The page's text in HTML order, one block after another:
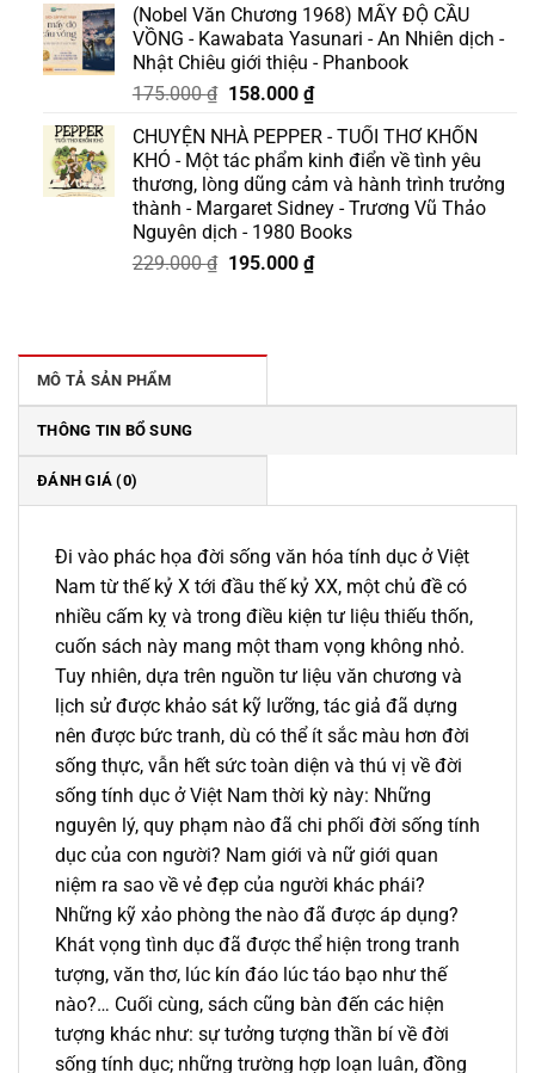
là:
129.000 ₫.
tại
là:
110.000 ₫.
(Nobel Văn Chương 1968) MẤY ĐỘ CẦU
VỒNG - Kawabata Yasunari - An Nhiên dịch -
Nhật Chiêu giới thiệu - Phanbook
175.000₫ Giá
là:
175.000 ₫.
158.000 ₫Giá
tại
là:
158.000 ₫.
CHUYỆN NHÀ PEPPER - TUỔI THƠ KHỐN
KHÓ - Một tác phẩm kinh điển về tình yêu
thương, lòng dũng cảm và hành trình trưởng
thành - Margaret Sidney - Trương Vũ Thảo
Nguyên dịch - 1980 Books
229.000₫ Giá
195.000 ₫Giá
MÔ TẢ SẢN PHẨM
THÔNG TIN BỔ SUNG
ĐÁNH GIÁ (0)
Đi vào phác họa đời sống văn hóa tính dục ở Việt
Nam từ thế kỷ X tới đầu thế kỷ XX, một chủ đề có
nhiều cấm kỵ và trong điều kiện tư liệu thiếu thốn,
cuốn sách này mang một tham vọng không nhỏ.
Tuy nhiên, dựa trên nguồn tư liệu văn chương và
lịch sử được khảo sát kỹ lưỡng, tác giả đã dựng
nên được bức tranh, dù có thể ít sắc màu hơn đời
sống thực, vẫn hết sức toàn diện và thú vị về đời
sống tính dục ở Việt Nam thời kỳ này: Những
nguyên lý, quy phạm nào đã chi phối đời sống tính
dục của con người? Nam giới và nữ giới quan
niệm ra sao về vẻ đẹp của người khác phái?
Những kỹ xảo phòng the nào đã được áp dụng?
Khát vọng tình dục đã được thể hiện trong tranh
tượng, văn thơ, lúc kín đáo lúc táo bạo như thế
nào?… Cuối cùng, sách cũng bàn đến các hiện
tượng khác như: sự tưởng tượng thần bí về đời
sống tính dục; những trường hợp loạn luân, đồng